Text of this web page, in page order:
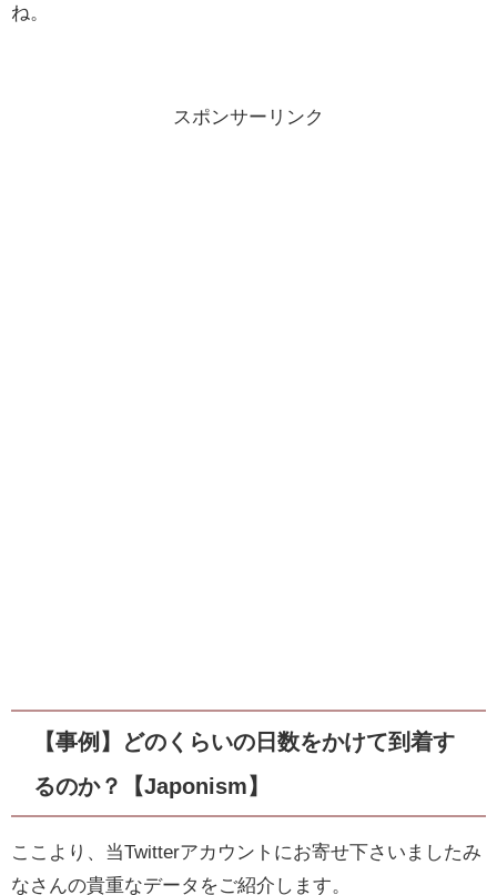
ね。
スポンサーリンク
【事例】どのくらいの日数をかけて到着す
るのか？【Japonism】
ここより、当Twitterアカウントにお寄せ下さいましたみ
なさんの貴重なデータをご紹介します。